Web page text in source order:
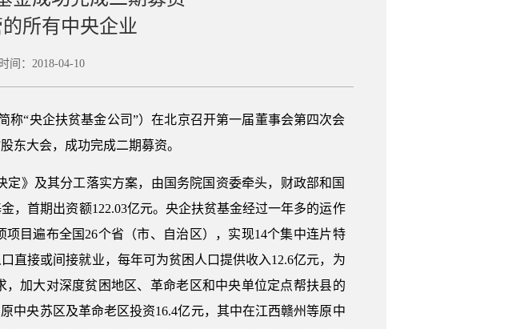
所有中央企业
：2018-04-10
称“央企扶贫基金公司”）在北京召开第一届董事会第四次会
东大会，成功完成二期募资。
》及其分工落实方案，由国务院国资委牵头，财政部和国
，首期出资额122.03亿元。央企扶贫基金经过一年多的运作
目遍布全国26个省（市、自治区），实现14个集中连片特
直接或间接就业，每年可为贫困人口提供收入12.6亿元，为
加大对深度贫困地区、革命老区和中央单位定点帮扶县的
中央苏区及革命老区投资16.4亿元，其中在江西赣州等原中